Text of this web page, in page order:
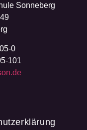
Sonneberg
0
101